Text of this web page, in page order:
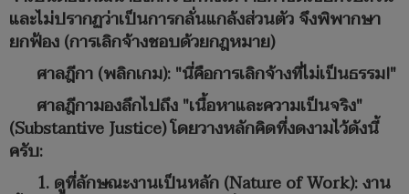
และไม่ปรากฏว่าเป็นการกลั่นแกล้งส่วนตัว จึงพิพากษา
ยกฟ้อง (การเลิกจ้างชอบด้วยกฎหมาย)
ศาลฎีกา (พลิกเกม): "นี่คือการเลิกจ้างที่ไม่เป็นธรรม!"
ศาลฎีกามองลึกไปถึง "เนื้อหาและความเป็นจริง"
(Substantive Justice) โดยวางหลักคิดที่งดงามไว้ดังนี้
ครับ:
1. ดูที่ลักษณะงานเป็นหลัก (Nature of Work): งาน